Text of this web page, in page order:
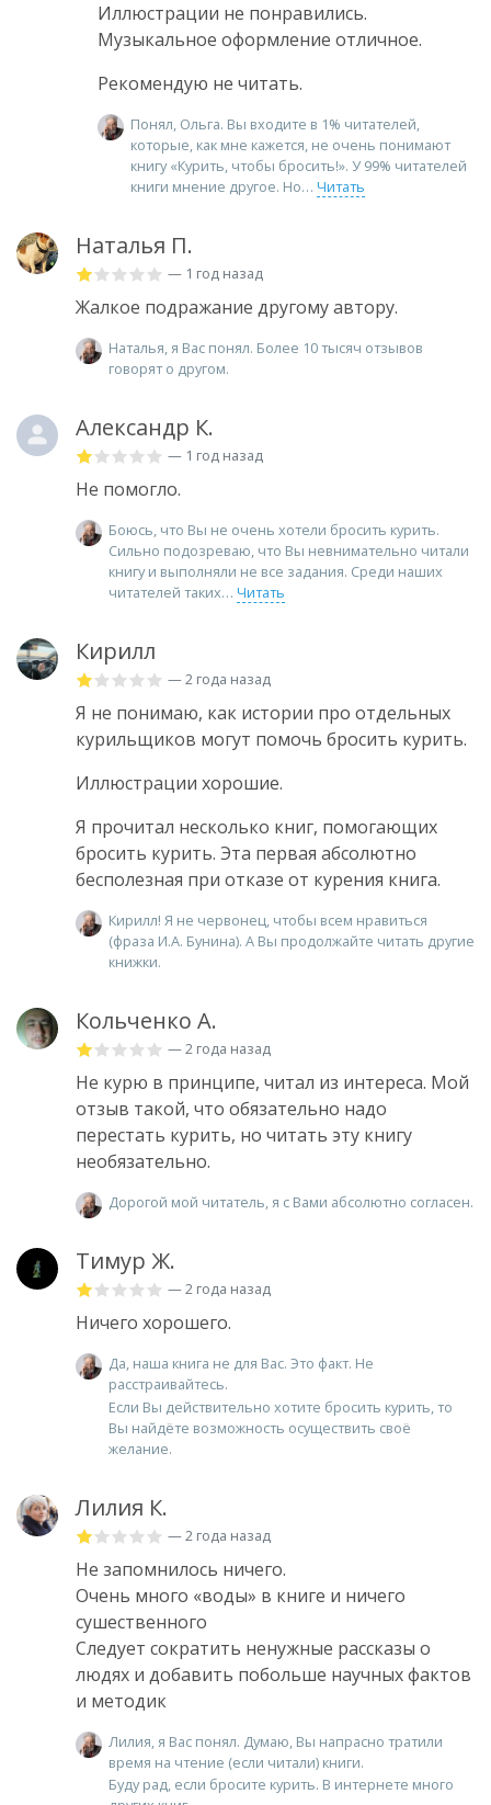
Иллюстрации не понравились.
Музыкальное оформление отличное.
Рекомендую не читать.
Понял, Ольга. Вы входите в 1% читателей,
которые, как мне кажется, не очень понимают
книгу «Курить, чтобы бросить!». У 99% читателей
книги мнение другое. Но
Читать
Наталья П.
— 1 год назад
Жалкое подражание другому автору.
Наталья, я Вас понял. Более 10 тысяч отзывов
говорят о другом.
Александр К.
— 1 год назад
Не помогло.
Боюсь, что Вы не очень хотели бросить курить.
Сильно подозреваю, что Вы невнимательно читали
книгу и выполняли не все задания. Среди наших
читателей таких
Читать
Кирилл
— 2 года назад
Я не понимаю, как истории про отдельных
курильщиков могут помочь бросить курить.
Иллюстрации хорошие.
Я прочитал несколько книг, помогающих
бросить курить. Эта первая абсолютно
бесполезная при отказе от курения книга.
Кирилл! Я не червонец, чтобы всем нравиться
(фраза И.А. Бунина). А Вы продолжайте читать другие
книжки.
Кольченко А.
— 2 года назад
Не курю в принципе, читал из интереса. Мой
отзыв такой, что обязательно надо
перестать курить, но читать эту книгу
необязательно.
Дорогой мой читатель, я с Вами абсолютно согласен.
Тимур Ж.
— 2 года назад
Ничего хорошего.
Да, наша книга не для Вас. Это факт. Не
расстраивайтесь.
Если Вы действительно хотите бросить курить, то
Вы найдёте возможность осуществить своё
желание.
Лилия К.
— 2 года назад
Не запомнилось ничего.
Очень много «воды» в книге и ничего
сушественного
Следует сократить ненужные рассказы о
людях и добавить побольше научных фактов
и методик
Лилия, я Вас понял. Думаю, Вы напрасно тратили
время на чтение (если читали) книги.
Буду рад, если бросите курить. В интернете много